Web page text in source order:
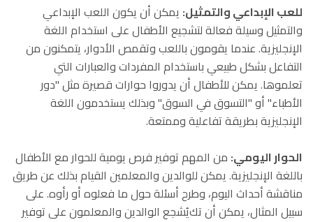
للعب الإبداعي والتمثيل: يمكن أن يكون اللعب الإبداعي
والتمثيل وسيلة فعالة لتشجيع الأطفال على استخدام اللغة
الإنجليزية. عندما يقومون باللعب وتقمص الأدوار، يتمكنون من
التفاعل بشكل طبيعي باستخدام المفردات والعبارات التي
تعلموها. يمكن للأطفال أن يدوروا حوارات قصيرة مثل "دور
الأطباء" أو "التسوق في السوق" وبذلك يستخدمون اللغة
الإنجليزية بطريقة تفاعلية وممتعة.
الحوار اليومي: من المهم توفير فرص يومية للحوار مع الأطفال
باللغة الإنجليزية. يمكن للوالدين والمعلمين القيام بذلك عن طريق
مناقشة أحداث اليوم، وطرح أسئلة حول ما فعلوه أو رأوه. على
سبيل المثال، يمكن أن تكيُشجع الوالدين والمعلمون على توفير